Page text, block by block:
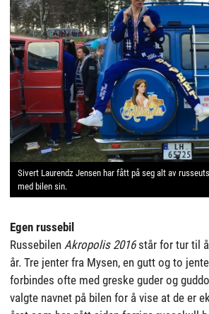
Sivert Laurendz Jensen har fått på seg alt av
med bilen sin.
Egen russebil
Russebilen Akropolis 2016står for tur til
år. Tre jenter fra Mysen, en gutt og to
forbindes ofte med greske guder og
valgte navnet på bilen for å vise at de er